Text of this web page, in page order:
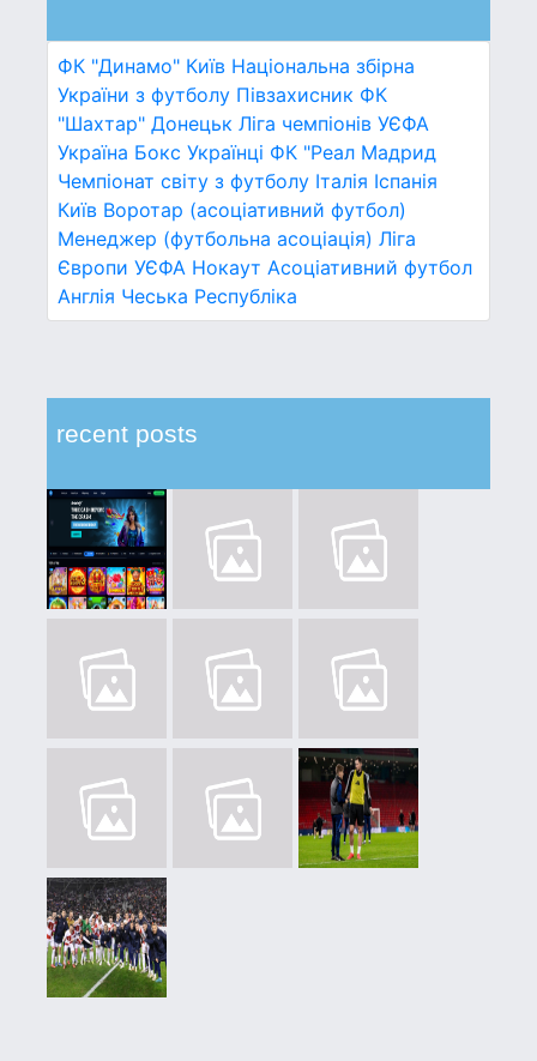
ФК "Динамо" Київ Національна збірна
України з футболу Півзахисник ФК
"Шахтар" Донецьк Ліга чемпіонів УЄФА
Україна Бокс Українці ФК "Реал Мадрид
Чемпіонат світу з футболу Італія Іспанія
Київ Воротар (асоціативний футбол)
Менеджер (футбольна асоціація) Ліга
Європи УЄФА Нокаут Асоціативний футбол
Англія Чеська Республіка
recent posts